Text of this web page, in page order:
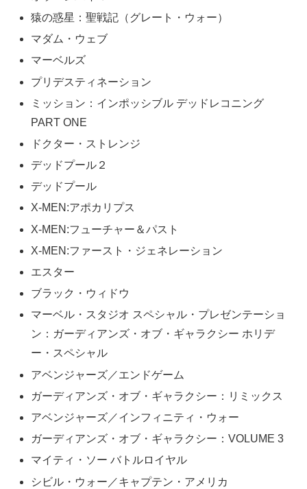
猿の惑星：聖戦記（グレート・ウォー）
マダム・ウェブ
マーベルズ
プリデスティネーション
ミッション：インポッシブル デッドレコニング
PART ONE
ドクター・ストレンジ
デッドプール２
デッドプール
X-MEN:アポカリプス
X-MEN:フューチャー＆パスト
X-MEN:ファースト・ジェネレーション
エスター
ブラック・ウィドウ
マーベル・スタジオ スペシャル・プレゼンテーショ
ン：ガーディアンズ・オブ・ギャラクシー ホリデ
ー・スペシャル
アベンジャーズ／エンドゲーム
ガーディアンズ・オブ・ギャラクシー：リミックス
アベンジャーズ／インフィニティ・ウォー
ガーディアンズ・オブ・ギャラクシー：VOLUME 3
マイティ・ソー バトルロイヤル
シビル・ウォー／キャプテン・アメリカ